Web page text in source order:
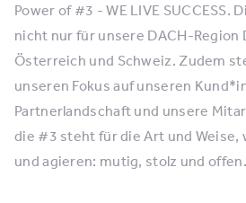
Power of #3 - WE LIVE SUCCESS.
nicht nur für unsere DACH-Region
Österreich und Schweiz. Zudem
unseren Fokus auf unseren
Partnerlandschaft und unsere
die #3 steht für die Art und Weise,
und agieren: mutig, stolz und offen.